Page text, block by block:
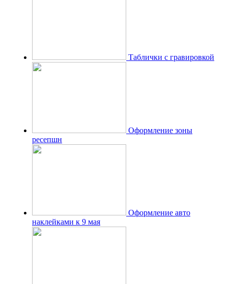
Таблички с гравировкой
Оформление зоны
ресепшн
Оформление авто
наклейками к 9 мая